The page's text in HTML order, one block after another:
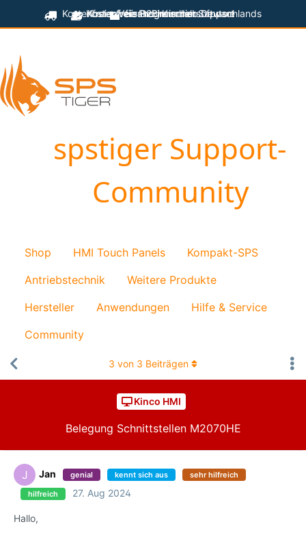
Kostenfreier technischer Support
Kostenfreier Versand innerhalb Deutschlands
Kostenfreie Programmiersoftware
für B2B-Kunden
spstiger Support-
Community
Shop HMI Touch Panels
Kompakt-SPS
Antriebstechnik
Weitere Produkte
Hersteller
Anwendungen
Hilfe & Service
Community
Kinco HMI
Belegung Schnittstellen M2070HE
3 von 3 Beiträgen
J Jan genial kennt sich aus sehr hilfreich
hilfreich 27. Aug 2024
Hallo,